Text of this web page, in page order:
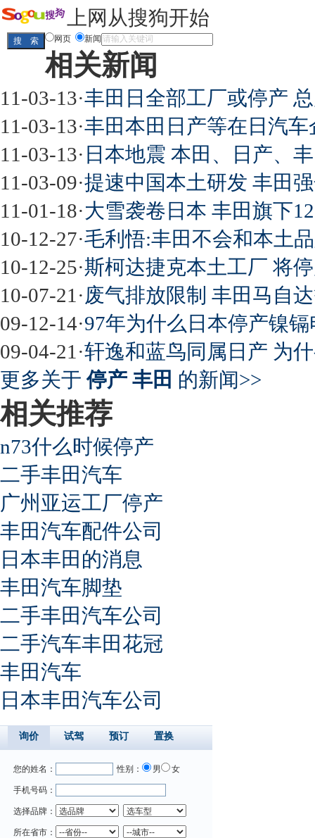
上网从搜狗开始
网页 新闻
相关新闻
11-03-13·丰田日全部工厂或停产
11-03-13·丰田本田日产等在日汽
11-03-13· 日本地震 本田、日产、
11-03-09·提速中国本土研发 丰田
11-01-18·大雪袭卷日本 丰田旗下
10-12-27·毛利悟:丰田不会和本土
10-12-25·斯柯达捷克本土工厂 将
10-07-21 ·废气排放限制 丰田马自
09-12-14·97年为什么日本停产镍镉
09-04-21 ·轩逸和蓝鸟同属日产 为
更多关于停产 丰田 的新闻>>
相关推荐
n73什么时候停产
二手丰田汽车
广州亚运工厂停产
丰田汽车配件公司
日本丰田的消息
丰田汽车脚垫
二手丰田汽车公司
二手汽车丰田花冠
丰田汽车
日本丰田汽车公司
询价 试驾 预订 置换
您的姓名： 性别： 男 女
手机号码：
选择品牌：
所在省市：